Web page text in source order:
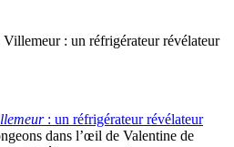
: un réfrigérateur révélateur
dans l’œil de Valentine de